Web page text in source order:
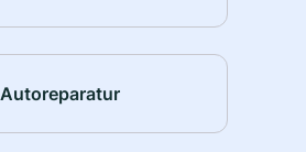
Autoreparatur